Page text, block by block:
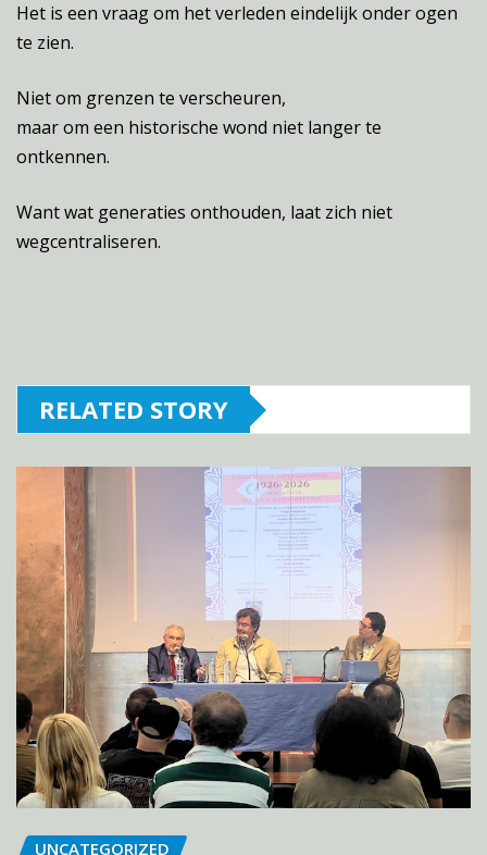
Het is een vraag om het verleden eindelijk onder ogen
te zien.
Niet om grenzen te verscheuren,
maar om een historische wond niet langer te
ontkennen.
Want wat generaties onthouden, laat zich niet
wegcentraliseren.
RELATED STORY
UNCATEGORIZED